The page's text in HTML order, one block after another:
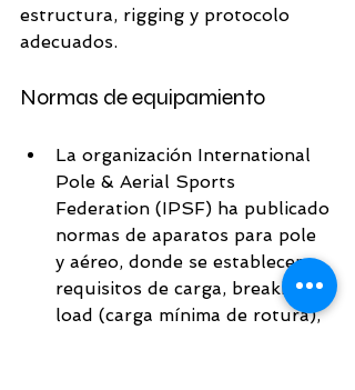
estructura, rigging y protocolo
adecuados.
Normas de equipamiento
La organización International
Pole & Aerial Sports
Federation (IPSF) ha publicado
normas de aparatos para pole
y aéreo, donde se establecen
requisitos de carga, breaking
load (carga mínima de rotura),